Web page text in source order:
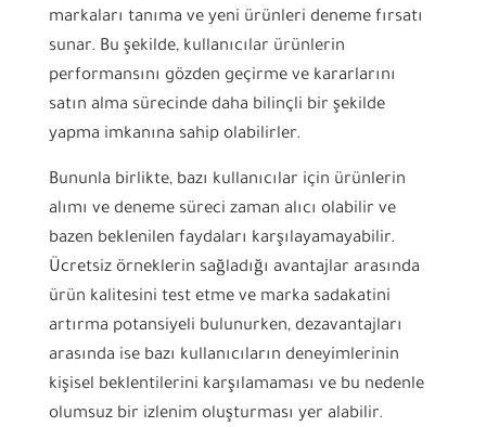
markaları tanıma ve yeni ürünleri deneme fırsatı
sunar. Bu şekilde, kullanıcılar ürünlerin
performansını gözden geçirme ve kararlarını
satın alma sürecinde daha bilinçli bir şekilde
yapma imkanına sahip olabilirler.
Bununla birlikte, bazı kullanıcılar için ürünlerin
alımı ve deneme süreci zaman alıcı olabilir ve
bazen beklenilen faydaları karşılayamayabilir.
Ücretsiz örneklerin sağladığı avantajlar arasında
ürün kalitesini test etme ve marka sadakatini
artırma potansiyeli bulunurken, dezavantajları
arasında ise bazı kullanıcıların deneyimlerinin
kişisel beklentilerini karşılamaması ve bu nedenle
olumsuz bir izlenim oluşturması yer alabilir.